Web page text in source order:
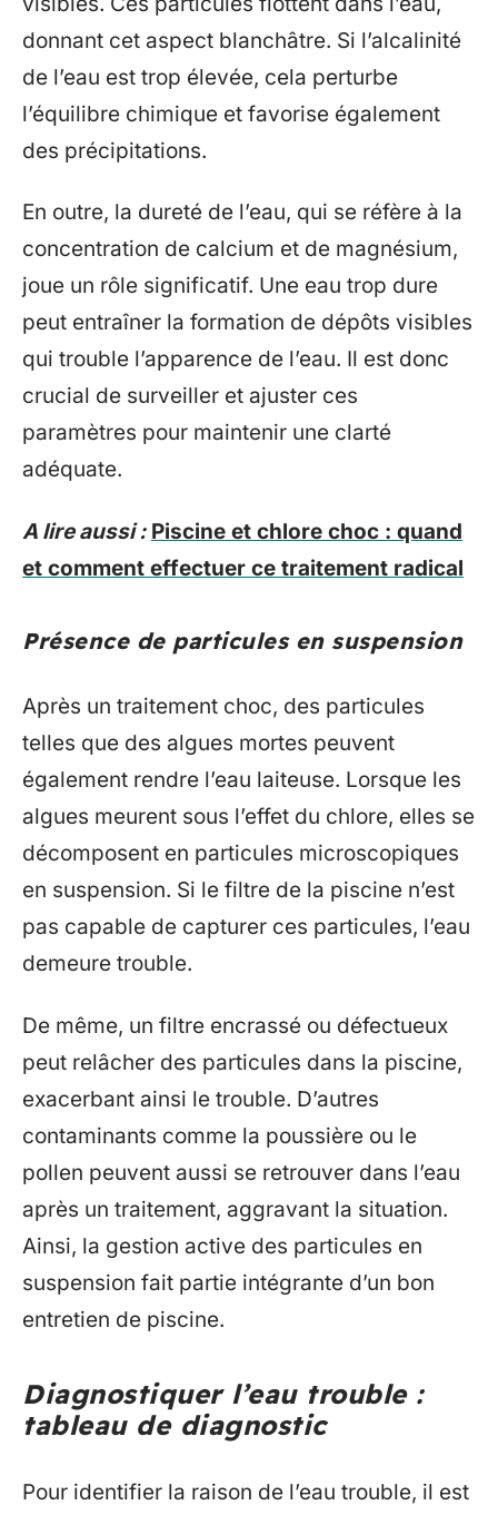
donnant cet aspect blanchâtre. Si l’alcalinité
de l’eau est trop élevée, cela perturbe
l’équilibre chimique et favorise également
des précipitations.
En outre, la dureté de l’eau, qui se réfère à la
concentration de calcium et de magnésium,
joue un rôle significatif. Une eau trop dure
peut entraîner la formation de dépôts visibles
qui trouble l’apparence de l’eau. Il est donc
crucial de surveiller et ajuster ces
paramètres pour maintenir une clarté
adéquate.
A lire aussi : Piscine et chlore choc : quand
et comment effectuer ce traitement radical
Présence de particules en suspension
Après un traitement choc, des particules
telles que des algues mortes peuvent
également rendre l’eau laiteuse. Lorsque les
algues meurent sous l’effet du chlore, elles se
décomposent en particules microscopiques
en suspension. Si le filtre de la piscine n’est
pas capable de capturer ces particules, l’eau
demeure trouble.
De même, un filtre encrassé ou défectueux
peut relâcher des particules dans la piscine,
exacerbant ainsi le trouble. D’autres
contaminants comme la poussière ou le
pollen peuvent aussi se retrouver dans l’eau
après un traitement, aggravant la situation.
Ainsi, la gestion active des particules en
suspension fait partie intégrante d’un bon
entretien de piscine.
Diagnostiquer l’eau trouble :
tableau de diagnostic
Pour identifier la raison de l’eau trouble, il est